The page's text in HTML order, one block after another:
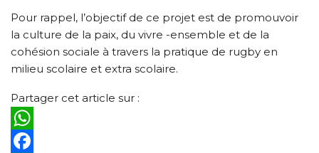
Pour rappel, l’objectif de ce projet est de promouvoir
la culture de la paix, du vivre -ensemble et de la
cohésion sociale à travers la pratique de rugby en
milieu scolaire et extra scolaire.
Partager cet article sur :
WhatsApp